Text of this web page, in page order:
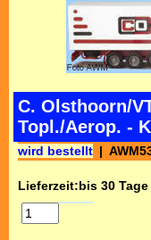
C. Olsthoorn/
Topl./Aerop. -
wird bestellt
Lieferzeit:bis 30 Tage